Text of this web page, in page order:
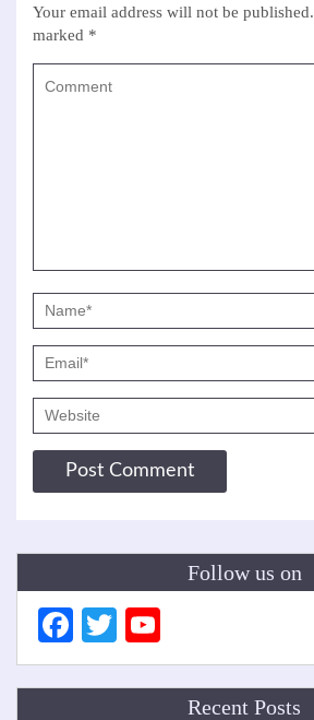
Your email address will not be published.
marked *
Follow us on
Facebook
Twitter
Channel
Recent Posts